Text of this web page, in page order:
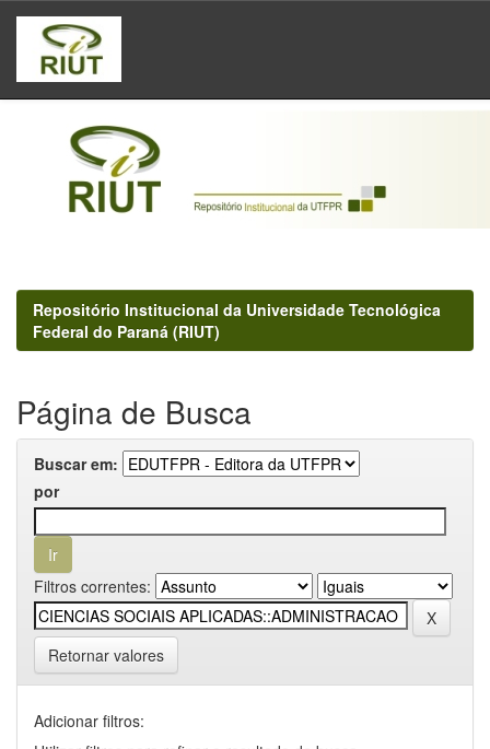
Skip
navigation
Repositório Institucional da Universidade Tecnológica
Federal do Paraná (RIUT)
Página de Busca
Buscar em:
por
Filtros correntes:
Retornar valores
Adicionar filtros: